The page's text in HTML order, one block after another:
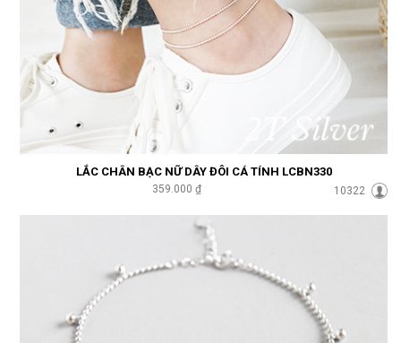
LẮC CHÂN BẠC NỮ DÂY ĐÔI CÁ TÍNH LCBN330
359.000 ₫ 10322